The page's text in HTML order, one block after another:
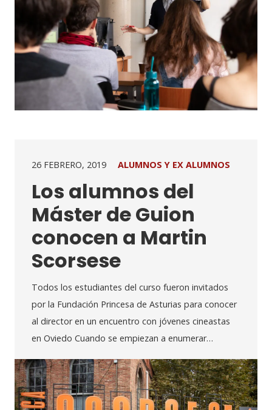
26 FEBRERO, 2019 ALUMNOS Y EX ALUMNOS
Los alumnos del
Máster de Guion
conocen a Martin
Scorsese
Todos los estudiantes del curso fueron invitados
por la Fundación Princesa de Asturias para conocer
al director en un encuentro con jóvenes cineastas
en Oviedo Cuando se empiezan a enumerar…